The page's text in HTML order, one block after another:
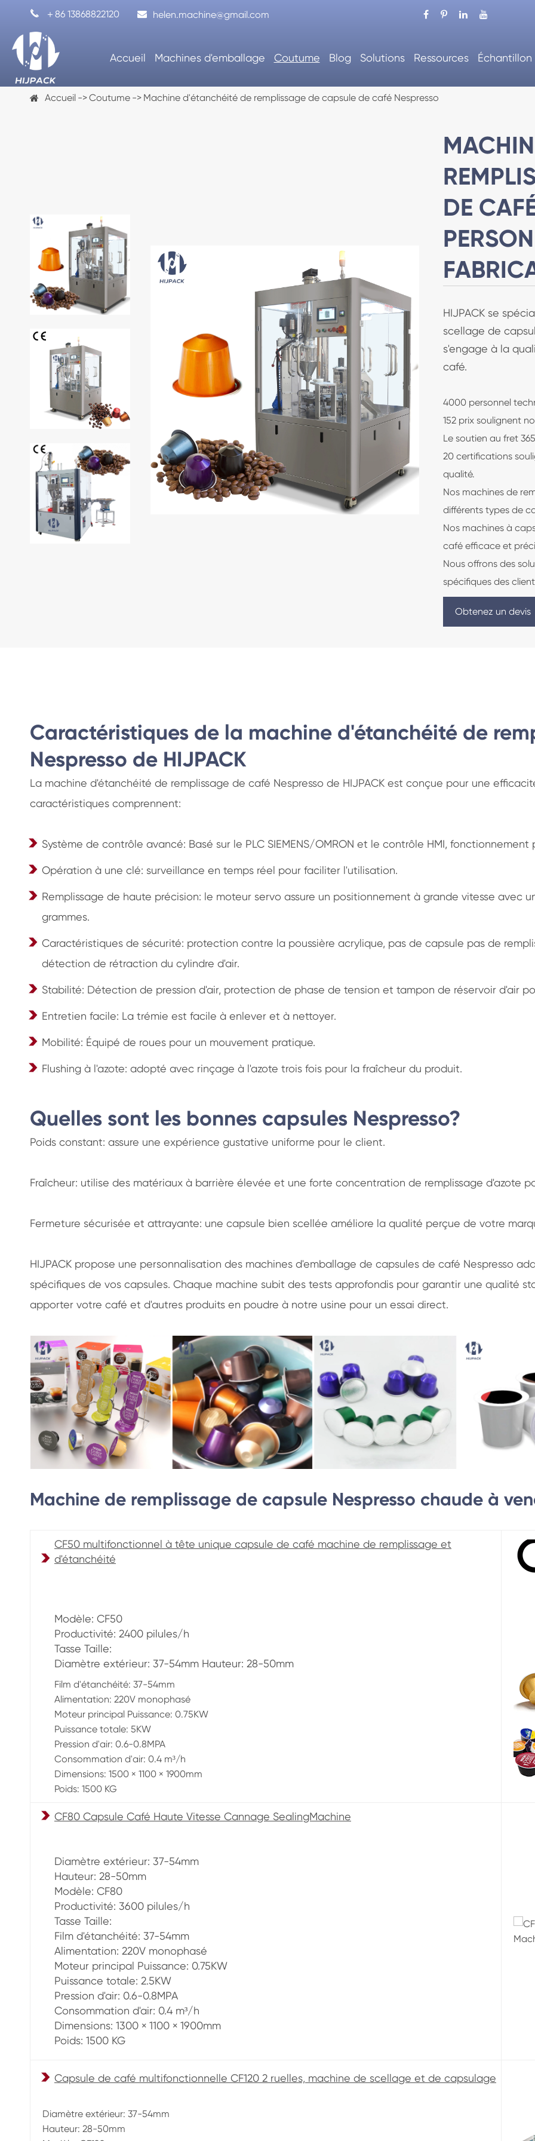
 ＋86 13868822120 helen.machine@gmail.com
Accueil Machines d'emballage
Machine de remplissage de capsule
de café
Machine d'emballage automatique
automatique
Coutume Blog Solutions Ressources Échantillon
Accueil Coutume Machine d'étanchéité de remplissage de capsule de café Nespresso
DE
HIJPACK se
scellage de
s'engage à la
café.
4000 personnel
152 prix soulignent
Le soutien au fret
20 certifications
qualité.
Nos machines de
différents types de
Nos machines à
café efficace et
Nous offrons des
spécifiques des
Obtenez un devis
Caractéristiques de la machine d'étanchéité de
Nespresso de HIJPACK
La machine d'étanchéité de remplissage de café Nespresso de HIJPACK est conçue pour une
caractéristiques comprennent:
Système de contrôle avancé: Basé sur le PLC SIEMENS/OMRON et le contrôle HMI,
Opération à une clé: surveillance en temps réel pour faciliter l'utilisation.
Remplissage de haute précision: le moteur servo assure un positionnement à grande vitesse avec
grammes.
Caractéristiques de sécurité: protection contre la poussière acrylique, pas de capsule pas de
détection de rétraction du cylindre d'air.
Stabilité: Détection de pression d'air, protection de phase de tension et tampon de réservoir d'air
Entretien facile: La trémie est facile à enlever et à nettoyer.
Mobilité: Équipé de roues pour un mouvement pratique.
Flushing à l'azote: adopté avec rinçage à l'azote trois fois pour la fraîcheur du produit.
Quelles sont les bonnes capsules Nespresso?
Poids constant: assure une expérience gustative uniforme pour le client.
Fraîcheur: utilise des matériaux à barrière élevée et une forte concentration de remplissage d'azote
Fermeture sécurisée et attrayante: une capsule bien scellée améliore la qualité perçue de votre
HIJPACK propose une personnalisation des machines d'emballage de capsules de café Nespresso
spécifiques de vos capsules. Chaque machine subit des tests approfondis pour garantir une qualité
apporter votre café et d'autres produits en poudre à notre usine pour un essai direct.
Machine de remplissage de capsule Nespresso chaude à
CF50 multifonctionnel à tête unique capsule de café machine de remplissage et
d'étanchéité
Modèle: CF50
Productivité: 2400 pilules/h
Tasse Taille:
Diamètre extérieur: 37-54mm Hauteur: 28-50mm
Film d'étanchéité: 37-54mm
Alimentation: 220V monophasé
Moteur principal Puissance: 0.75KW
Puissance totale: 5KW
Pression d'air: 0.6-0.8MPA
Consommation d'air: 0.4 m³/h
Dimensions: 1500 × 1100 × 1900mm
Poids: 1500 KG
CF80 Capsule Café Haute Vitesse Cannage SealingMachine
Diamètre extérieur: 37-54mm
Hauteur: 28-50mm
Modèle: CF80
Productivité: 3600 pilules/h
Tasse Taille:
Film d'étanchéité: 37-54mm
Alimentation: 220V monophasé
Moteur principal Puissance: 0.75KW
Puissance totale: 2.5KW
Pression d'air: 0.6-0.8MPA
Consommation d'air: 0.4 m³/h
Dimensions: 1300 × 1100 × 1900mm
Poids: 1500 KG
Capsule de café multifonctionnelle CF120 2 ruelles, machine de scellage et de capsulage
Diamètre extérieur: 37-54mm
Hauteur: 28-50mm